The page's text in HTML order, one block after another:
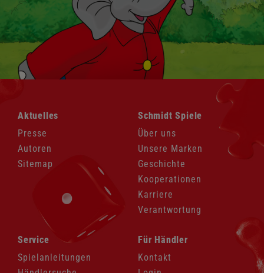
Navigation
überspringen
Aktuelles
Presse
Autoren
Sitemap
Navigation
überspringen
Schmidt Spiele
Über uns
Unsere Marken
Geschichte
Kooperationen
Karriere
Verantwortung
Navigation
überspringen
Service
Spielanleitungen
Navigation
überspringen
Für Händler
Kontakt